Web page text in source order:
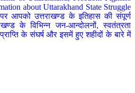
about Uttarakhand State Struggle
आपको उत्तराखण्ड के इतिहास की संपूर्ण
के विभिन्न जन-आन्दोलनों, स्वतंत्रता
के संघर्ष और इसमें हुए शहीदों के बारे में